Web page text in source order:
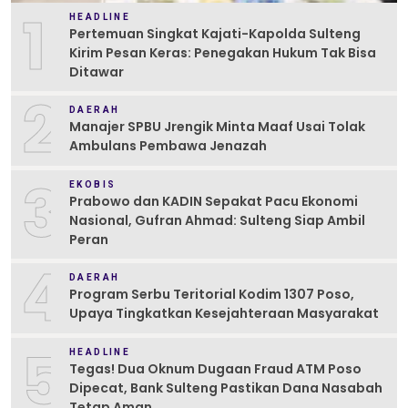
1 HEADLINE
Pertemuan Singkat Kajati-Kapolda Sulteng
Kirim Pesan Keras: Penegakan Hukum Tak Bisa
Ditawar
2 DAERAH
Manajer SPBU Jrengik Minta Maaf Usai Tolak
Ambulans Pembawa Jenazah
3 EKOBIS
Prabowo dan KADIN Sepakat Pacu Ekonomi
Nasional, Gufran Ahmad: Sulteng Siap Ambil
Peran
4 DAERAH
Program Serbu Teritorial Kodim 1307 Poso,
Upaya Tingkatkan Kesejahteraan Masyarakat
5 HEADLINE
Tegas! Dua Oknum Dugaan Fraud ATM Poso
Dipecat, Bank Sulteng Pastikan Dana Nasabah